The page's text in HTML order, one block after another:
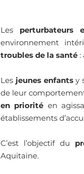
Les perturbateurs
environnement
troubles de la santé :
Les jeunes enfantsy
de leur
en priorité en
établissements
C’est l’objectif du
Aquitaine.